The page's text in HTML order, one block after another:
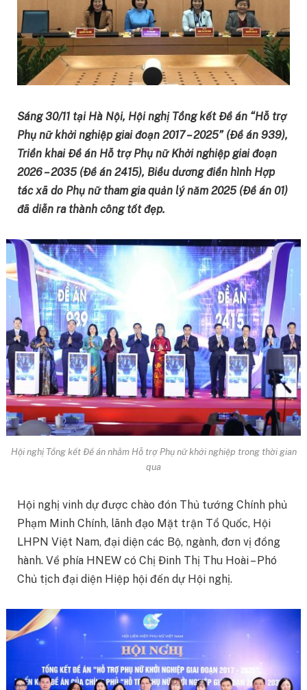
Sáng 30/11 tại Hà Nội, Hội nghị Tổng kết Đề án “Hỗ trợ
Phụ nữ khởi nghiệp giai đoạn 2017 – 2025” (Đề án 939),
Triển khai Đề án Hỗ trợ Phụ nữ Khởi nghiệp giai đoạn
2026 – 2035 (Đề án 2415), Biểu dương điển hình Hợp
tác xã do Phụ nữ tham gia quản lý năm 2025 (Đề án 01)
đã diễn ra thành công tốt đẹp.
Hội nghị Tổng kết Đề án nhằm Hỗ trợ Phụ nữ khởi nghiệp trong thời gian
qua
Hội nghị vinh dự được chào đón Thủ tướng Chính phủ
Phạm Minh Chính, lãnh đạo Mặt trận Tổ Quốc, Hội
LHPN Việt Nam, đại diện các Bộ, ngành, đơn vị đồng
hành. Về phía HNEW có Chị Đinh Thị Thu Hoài – Phó
Chủ tịch đại diện Hiệp hội đến dự Hội nghị.